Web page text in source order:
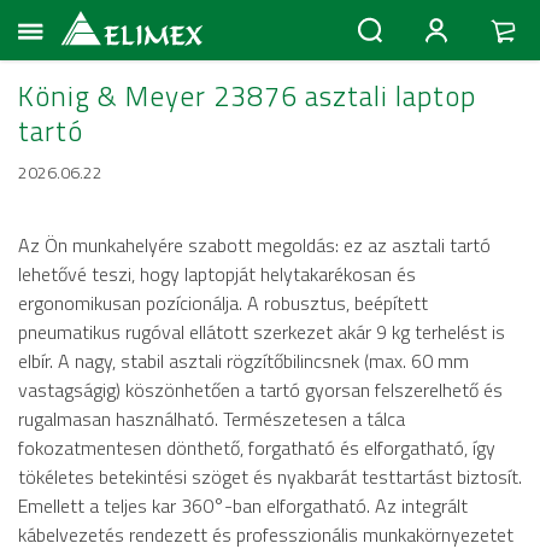
König & Meyer 23876 asztali laptop
tartó
2026.06.22
Az Ön munkahelyére szabott megoldás: ez az asztali tartó
lehetővé teszi, hogy laptopját helytakarékosan és
ergonomikusan pozícionálja. A robusztus, beépített
pneumatikus rugóval ellátott szerkezet akár 9 kg terhelést is
elbír. A nagy, stabil asztali rögzítőbilincsnek (max. 60 mm
vastagságig) köszönhetően a tartó gyorsan felszerelhető és
rugalmasan használható. Természetesen a tálca
fokozatmentesen dönthető, forgatható és elforgatható, így
tökéletes betekintési szöget és nyakbarát testtartást biztosít.
Emellett a teljes kar 360°-ban elforgatható. Az integrált
kábelvezetés rendezett és professzionális munkakörnyezetet